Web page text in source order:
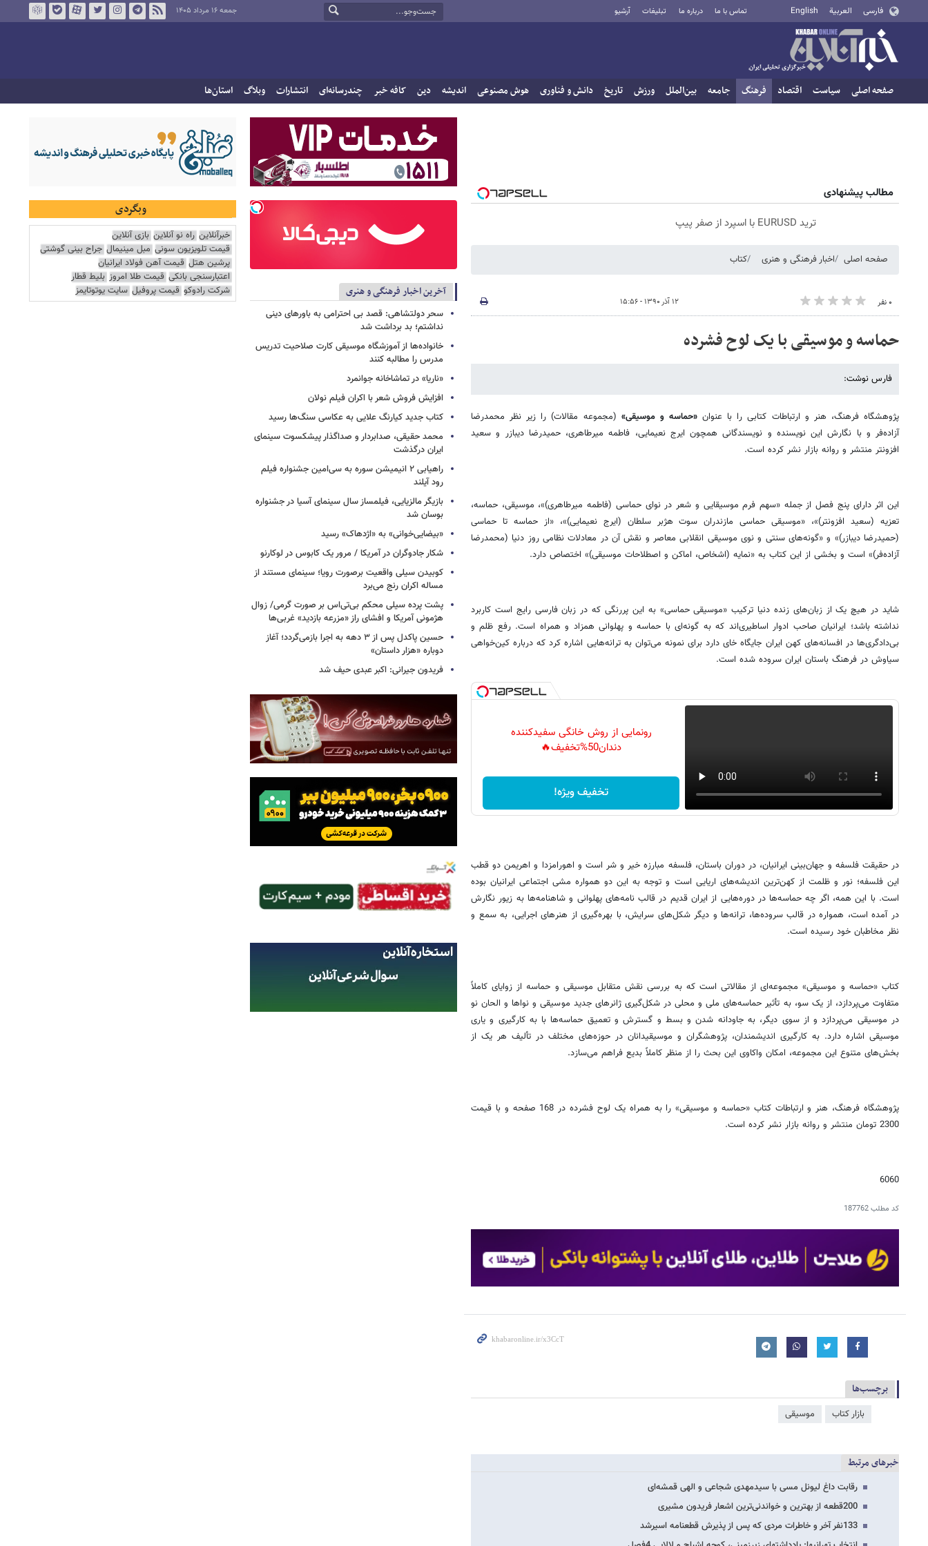
فارسی العربية English تماس با ما درباره ما تبلیغات آرشیو جمعه ۱۶ مرداد ۱۴۰۵
صفحه اصلی سیاست اقتصاد فرهنگ جامعه بین‌الملل ورزش تاریخ دانش و فناوری هوش مصنوعی اندیشه دین کافه خبر چندرسانه‌ای انتشارات وبلاگ استان‌ها
مطالب پیشنهادی
ترید EURUSD با اسپرد از صفر پیپ
صفحه اصلی اخبار فرهنگی و هنری کتاب
۰ نفر ۱۲ آذر ۱۳۹۰ - ۱۵:۵۶
حماسه و موسیقی با یک لوح فشرده
فارس نوشت:
پژوهشگاه فرهنگ، هنر و ارتباطات کتابی را با عنوان«حماسه و موسیقی» (مجموعه مقالات) را زیر نظر محمدرضا
آزاده‌فر و با نگارش این نویسنده و نویسندگانی همچون ایرج نعیمایی، فاطمه میرطاهری، حمیدرضا دیبازر و سعید
افزونتر منتشر و روانه بازار نشر کرده است.
این اثر دارای پنج فصل از جمله «سهم فرم موسیقایی و شعر در نوای حماسی (فاطمه میرطاهری)»، موسیقی، حماسه،
تعزیه (سعید افزونتر)»، «موسیقی حماسی مازندران سوت هژبر سلطان (ایرج نعیمایی)»، «از حماسه تا حماسی
(حمیدرضا دیبازر)» و «گونه‌های سنتی و نوی موسیقی انقلابی معاصر و نقش آن در معادلات نظامی روز دنیا (محمدرضا
آزاده‌فر)» است و بخشی از این کتاب به «نمایه (اشخاص، اماکن و اصطلاحات موسیقی)» اختصاص دارد.
شاید در هیچ یک از زبان‌های زنده دنیا ترکیب «موسیقی حماسی» به این پررنگی که در زبان فارسی رایج است کاربرد
نداشته باشد؛ ایرانیان صاحب ادوار اساطیری‌اند که به گونه‌ای با حماسه و پهلوانی همزاد و همراه است. رفع ظلم و
بی‌دادگری‌ها در افسانه‌های کهن ایران جایگاه خای دارد برای نمونه می‌توان به ترانه‌هایی اشاره کرد که درباره کین‌خواهی
سیاوش در فرهنگ باستان ایران سروده شده است.
رونمایی از روش خانگی سفیدکننده
دندان50%تخفیف🔥
تخفیف ویژه!
در حقیقت فلسفه و جهان‌بینی ایرانیان، در دوران باستان، فلسفه مبارزه خیر و شر است و اهورامزدا و اهریمن دو قطب
این فلسفه؛ نور و ظلمت از کهن‌ترین اندیشه‌های اریایی است و توجه به این دو همواره مشی اجتماعی ایرانیان بوده
است. با این همه، اگر چه حماسه‌ها در دوره‌هایی از ایران قدیم در قالب نامه‌های پهلوانی و شاهنامه‌ها به زیور نگارش
در آمده است، همواره در قالب سروده‌ها، ترانه‌ها و دیگر شکل‌های سرایش، با بهره‌گیری از هنرهای اجرایی، به سمع و
نظر مخاطبان خود رسیده است.
کتاب «حماسه و موسیقی» مجموعه‌ای از مقالاتی است که به بررسی نقش متقابل موسیقی و حماسه از زوایای کاملاً
متفاوت می‌پردازد، از یک سو، به تأثیر حماسه‌های ملی و محلی در شکل‌گیری ژانرهای جدید موسیقی و نواها و الحان نو
در موسیقی می‌پردازد و از سوی دیگر، به جاودانه شدن و بسط و گسترش و تعمیق حماسه‌ها با به کارگیری و یاری
موسیقی اشاره دارد. به کارگیری اندیشمندان، پژوهشگران و موسیقیدانان در حوزه‌های مختلف در تألیف هر یک از
بخش‌های متنوع این مجموعه، امکان واکاوی این بحث را از منظر کاملاً بدیع فراهم می‌سازد.
پژوهشگاه فرهنگ، هنر و ارتباطات کتاب «حماسه و موسیقی» را به همراه یک لوح فشرده در 168 صفحه و با قیمت
2300 تومان منتشر و روانه بازار نشر کرده است.
6060
کد مطلب187762
برچسب‌ها
بازار کتاب موسیقی
خبرهای مرتبط
رقابت داغ لیونل مسی با سیدمهدی شجاعی و الهی قمشه‌ای
200قطعه از بهترین و خواندنی‌ترین اشعار فریدون مشیری
133نفر آخر و خاطرات مردی که پس از پذیرش قطعنامه اسیرشد
آخرین اخبار فرهنگی و هنری
سحر دولتشاهی: قصد بی احترامی به باورهای دینی
نداشتم؛ بد برداشت شد
خانواده‌ها از آموزشگاه موسیقی کارت صلاحیت تدریس
مدرس را مطالبه کنند
«ناریا» در تماشاخانه جوانمرد
افزایش فروش شعر با اکران فیلم نولان
کتاب جدید کیارنگ علایی به عکاسی سنگ‌ها رسید
محمد حقیقی، صدابردار و صداگذار پیشکسوت سینمای
ایران درگذشت
راهیابی ۲ انیمیشن سوره به سی‌امین جشنواره فیلم
رود آیلند
بازیگر مالزیایی، فیلمساز سال سینمای آسیا در جشنواره
بوسان شد
«بیضایی‌خوانی» به «اژدهاک» رسید
شکار جادوگران در آمریکا / مرور یک کابوس در لوکارنو
کوبیدن سیلی واقعیت برصورت رویا؛ سینمای مستند از
مساله اکران رنج می‌برد
پشت پرده سیلی محکم بی‌تی‌اس بر صورت گرمی/ زوال
هژمونی آمریکا و افشای راز «مزرعه بازدید» غربی‌ها
حسین پاکدل پس از ۳ دهه به اجرا بازمی‌گردد؛ آغاز
دوباره «هزار داستان»
فریدون جیرانی: اکبر عبدی حیف شد
وبگردی
خبرآنلاین راه نو آنلاین بازی آنلاین
قیمت تلویزیون سونی مبل مینیمال جراح بینی گوشتی
پرشین هتل قیمت آهن فولاد ایرانیان
اعتبارسنجی بانکی قیمت طلا امروز بلیط قطار
شرکت رادوکو قیمت پروفیل سایت یوتوتایمز